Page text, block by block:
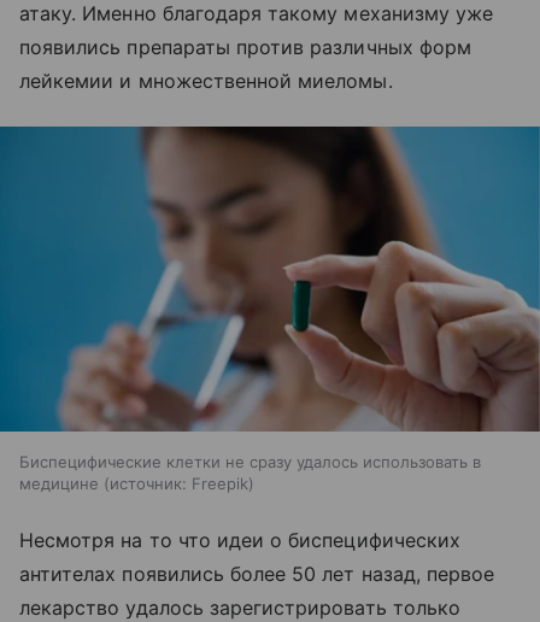
атаку. Именно благодаря такому механизму уже
появились препараты против различных форм
лейкемии и множественной миеломы.
Биспецифические клетки не сразу удалось использовать в
медицине
источник: Freepik
Несмотря на то что идеи о биспецифических
антителах появились более 50 лет назад, первое
лекарство удалось зарегистрировать только